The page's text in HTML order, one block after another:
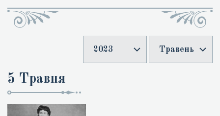
2023 Травень
5 Травня